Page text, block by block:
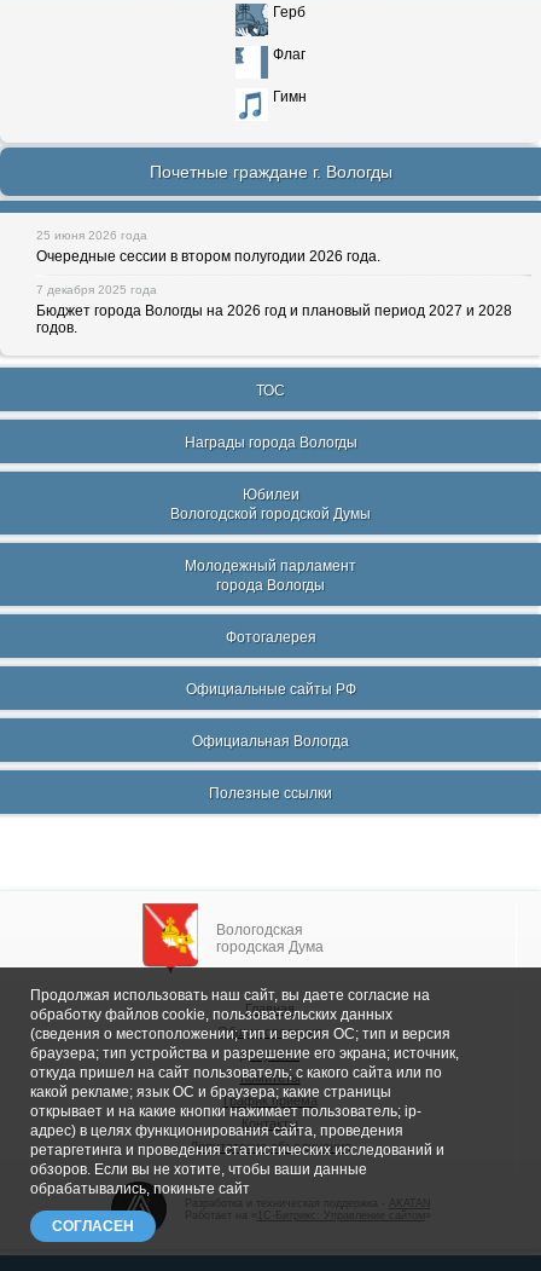
Герб
Флаг
Гимн
Почетные граждане г. Вологды
25 июня 2026 года
Очередные сессии в втором полугодии 2026 года.
7 декабря 2025 года
Бюджет города Вологды на 2026 год и плановый период 2027 и 2028
годов.
ТОС
Награды города Вологды
Юбилеи
Вологодской городской Думы
Молодежный парламент
города Вологды
Фотогалерея
Официальные сайты РФ
Официальная Вологда
Полезные ссылки
Вологодская
городская Дума
Главная
Общие сведения
Депутаты
Комитеты
График приема
Контакты
Депутатские объединения
1С-Битрикс: Управление сайтом
Продолжая использовать наш сайт, вы даете согласие на
обработку файлов cookie, пользовательских данных
(сведения о местоположении; тип и версия ОС; тип и версия
браузера; тип устройства и разрешение его экрана; источник,
откуда пришел на сайт пользователь; с какого сайта или по
какой рекламе; язык ОС и браузера; какие страницы
открывает и на какие кнопки нажимает пользователь; ip-
адрес) в целях функционирования сайта, проведения
ретаргетинга и проведения статистических исследований и
обзоров. Если вы не хотите, чтобы ваши данные
обрабатывались, покиньте сайт
СОГЛАСЕН